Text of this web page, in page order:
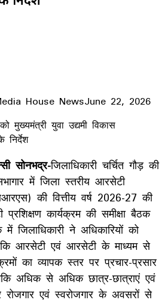
House NewsJune 22, 2026
सोनभद्र-जिलाधिकारी चर्चित गौड़ की
में जिला स्तरीय आरसेटी
की वित्तीय वर्ष 2026-27 की
कार्यक्रम की समीक्षा बैठक
ने अधिकारियों को
कि आरसेटी एवं आरसेटी के माध्यम से
का व्यापक स्तर पर प्रचार-प्रसार
अधिक से अधिक छात्र-छात्राएं एवं
रोजगार एवं स्वरोजगार के अवसरों से